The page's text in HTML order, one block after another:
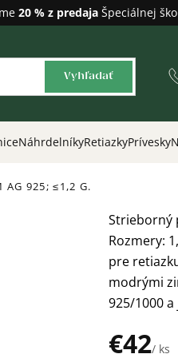
20 % z predaja Špeciálnej
Vyhľadať
NáhrdelníkyRetiazkyPrívesky
AG 925; ≤1,2 G.
€42/ ks
Jednotková
Strieborný
Rozmery:
pre
modrými
925/1000